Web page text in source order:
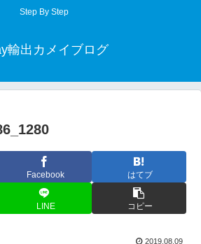
Step By Step
輸出カメイブログ
Facebook はてブ
LINE コピー
2019.08.09